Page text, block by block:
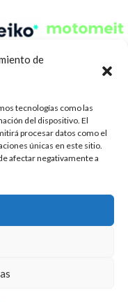
de
tecnologías como las
del dispositivo. El
procesar datos como el
únicas en este sitio.
afectar negativamente a
Portal de transparencia
DE
Consejería de Empleo
utilizamos o